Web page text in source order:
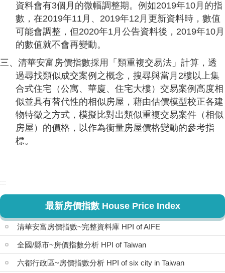
資料會有3個月的微幅調整期。例如2019年10月的指
數，在2019年11月、2019年12月更新資料時，數值
可能會調整，但2020年1月公告資料後，2019年10月
的數值就不會再變動。
三、清華安富房價指數採用「類重複交易法」計算，透
過尋找類似成交案例之概念，搜尋與當月2樓以上集
合式住宅（公寓、華廈、住宅大樓）交易案例高度相
似並具有替代性的相似房屋，藉由估價模型校正各建
物特徵之方式，模擬比對出類似重複交易案件（相似
房屋）的價格，以作為衡量房屋價格變動的參考指
標。
:::
最新房價指數 House Price Index
清華安富房價指數~完整資料庫 HPI of AIFE
全國/縣市~房價指數分析 HPI of Taiwan
六都行政區~房價指數分析 HPI of six city in Taiwan